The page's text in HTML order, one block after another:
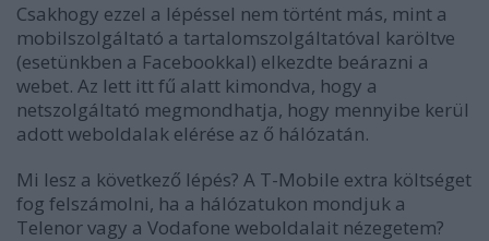
Csakhogy ezzel a lépéssel nem történt más, mint a
mobilszolgáltató a tartalomszolgáltatóval karöltve
(esetünkben a Facebookkal) elkezdte beárazni a
webet. Az lett itt fű alatt kimondva, hogy a
netszolgáltató megmondhatja, hogy mennyibe kerül
adott weboldalak elérése az ő hálózatán.
Mi lesz a következő lépés? A T-Mobile extra költséget
fog felszámolni, ha a hálózatukon mondjuk a
Telenor vagy a Vodafone weboldalait nézegetem?